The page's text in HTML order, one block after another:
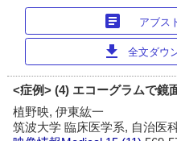
article アブス
download 全文ダウ
<症例> (4) エコーグラムで鏡
植野映, 伊東紘一
筑波大学 臨床医学系, 自治医